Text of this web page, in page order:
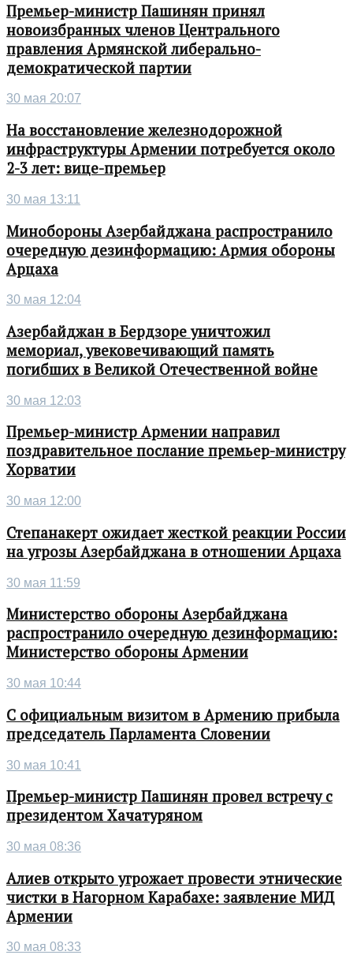
Премьер-министр Пашинян принял
новоизбранных членов Центрального
правления Армянской либерально-
демократической партии
30 мая 20:07
На восстановление железнодорожной
инфраструктуры Армении потребуется около
2-3 лет: вице-премьер
30 мая 13:11
Минобороны Азербайджана распространило
очередную дезинформацию: Армия обороны
Арцаха
30 мая 12:04
Азербайджан в Бердзоре уничтожил
мемориал, увековечивающий память
погибших в Великой Отечественной войне
30 мая 12:03
Премьер-министр Армении направил
поздравительное послание премьер-министру
Хорватии
30 мая 12:00
Степанакерт ожидает жесткой реакции России
на угрозы Азербайджана в отношении Арцаха
30 мая 11:59
Министерство обороны Азербайджана
распространило очередную дезинформацию:
Министерство обороны Армении
30 мая 10:44
С официальным визитом в Армению прибыла
председатель Парламента Словении
30 мая 10:41
Премьер-министр Пашинян провел встречу с
президентом Хачатуряном
30 мая 08:36
Алиев открыто угрожает провести этнические
чистки в Нагорном Карабахе: заявление МИД
Армении
30 мая 08:33